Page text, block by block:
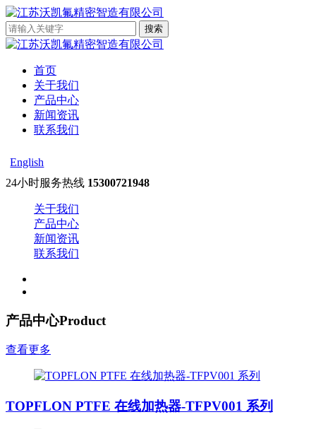
首页
关于我们
产品中心
新闻资讯
联系我们
English
24小时服务热线 15300721948
关于我们
产品中心
新闻资讯
联系我们
产品中心Product
查看更多
TOPFLON PTFE 在线加热器-TFPV001 系列